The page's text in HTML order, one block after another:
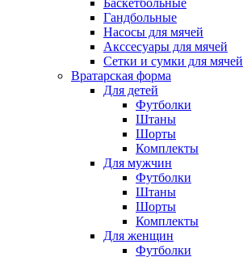
Баскетбольные
Гандбольные
Насосы для мячей
Акссесуары для мячей
Сетки и сумки для мячей
Вратарская форма
Для детей
Футболки
Штаны
Шорты
Комплекты
Для мужчин
Футболки
Штаны
Шорты
Комплекты
Для женщин
Футболки